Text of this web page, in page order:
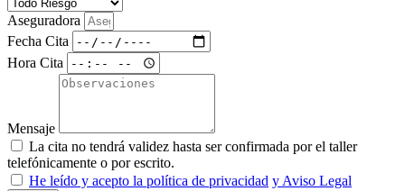
Aseguradora
Fecha Cita
Hora Cita
Mensaje
La cita no tendrá validez hasta ser confirmada por el taller
telefónicamente o por escrito.
He leído y acepto la política de privacidad y Aviso Legal